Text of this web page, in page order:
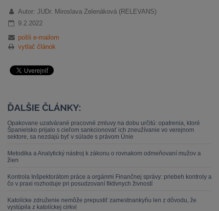
Autor: JUDr. Miroslava Zelenáková (RELEVANS)
9.2.2022
pošli e-mailom
vytlač článok
ĎALŠIE ČLÁNKY:
Opakovane uzatvárané pracovné zmluvy na dobu určitú: opatrenia, ktoré
Španielsko prijalo s cieľom sankcionovať ich zneužívanie vo verejnom
sektore, sa nezdajú byť v súlade s právom Únie
Metodika a Analytický nástroj k zákonu o rovnakom odmeňovaní mužov a
žien
Kontrola Inšpektorátom práce a orgánmi Finančnej správy: priebeh kontroly a
čo v praxi rozhoduje pri posudzovaní fiktívnych živností
Katolícke združenie nemôže prepustiť zamestnankyňu len z dôvodu, že
vystúpila z katolíckej cirkvi